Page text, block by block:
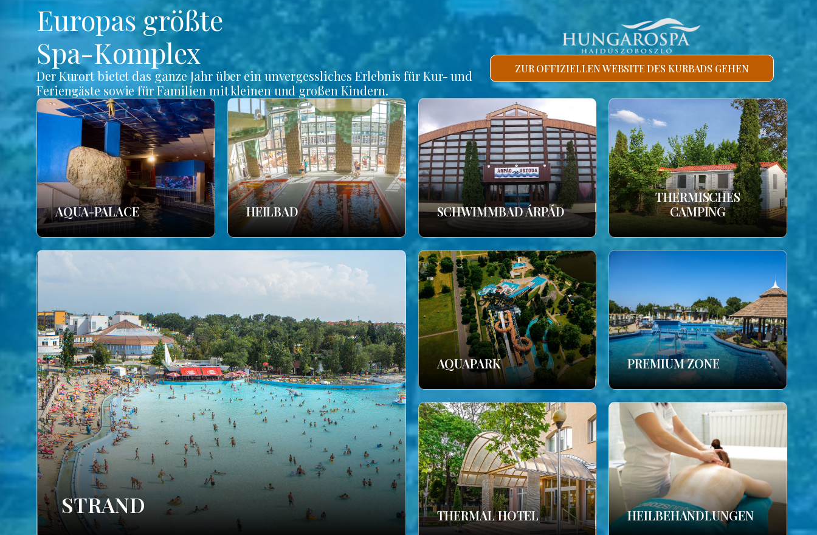
Europas größte
Spa-Komplex
Der Kurort bietet das ganze Jahr über ein unvergessliches Erlebnis für Kur- und
Feriengäste sowie für Familien mit kleinen und großen Kindern.
ZUR OFFIZIELLEN WEBSITE DES KURBADS GEHEN
AQUA-PALACE HEILBAD SCHWIMMBAD ÁRPÁD
THERMISCHES
CAMPING
STRAND
AQUAPARK PREMIUM ZONE
THERMAL HOTEL HEILBEHANDLUNGEN